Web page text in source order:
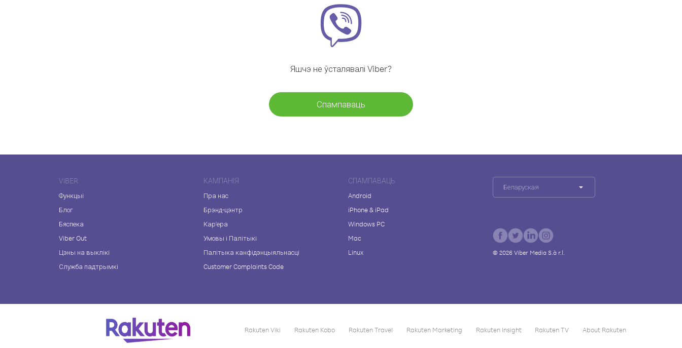
Яшчэ не ўсталявалі Viber?
Спампаваць
VIBER
Функцыі
Блог
Бяспека
Viber Out
Цэны на выклікі
Служба падтрымкі
КАМПАНІЯ
Пра нас
Брэнд-цэнтр
Кар'ера
Умовы і Палітыкі
Палітыка канфідэнцыяльнасці
Customer Complaints Code
СПАМПАВАЦЬ
Android
iPhone & iPad
Windows PC
Mac
Linux
Беларуская
© 2026 Viber Media S.à r.l.
Rakuten Viki Rakuten Kobo Rakuten Travel Rakuten Marketing Rakuten Insight Rakuten TV About Rakuten